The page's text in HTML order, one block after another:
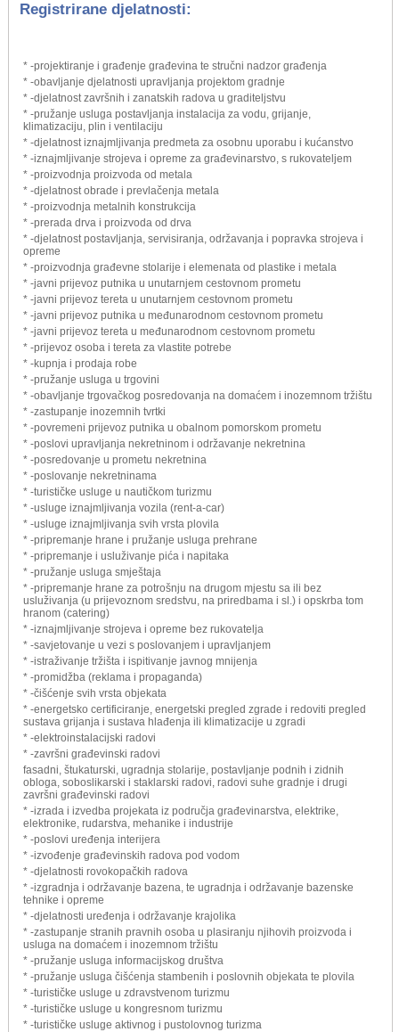
Registrirane djelatnosti:
* -projektiranje i građenje građevina te stručni nadzor građenja
* -obavljanje djelatnosti upravljanja projektom gradnje
* -djelatnost završnih i zanatskih radova u graditeljstvu
* -pružanje usluga postavljanja instalacija za vodu, grijanje,
klimatizaciju, plin i ventilaciju
* -djelatnost iznajmljivanja predmeta za osobnu uporabu i kućanstvo
* -iznajmljivanje strojeva i opreme za građevinarstvo, s rukovateljem
* -proizvodnja proizvoda od metala
* -djelatnost obrade i prevlačenja metala
* -proizvodnja metalnih konstrukcija
* -prerada drva i proizvoda od drva
* -djelatnost postavljanja, servisiranja, održavanja i popravka strojeva i
opreme
* -proizvodnja građevne stolarije i elemenata od plastike i metala
* -javni prijevoz putnika u unutarnjem cestovnom prometu
* -javni prijevoz tereta u unutarnjem cestovnom prometu
* -javni prijevoz putnika u međunarodnom cestovnom prometu
* -javni prijevoz tereta u međunarodnom cestovnom prometu
* -prijevoz osoba i tereta za vlastite potrebe
* -kupnja i prodaja robe
* -pružanje usluga u trgovini
* -obavljanje trgovačkog posredovanja na domaćem i inozemnom tržištu
* -zastupanje inozemnih tvrtki
* -povremeni prijevoz putnika u obalnom pomorskom prometu
* -poslovi upravljanja nekretninom i održavanje nekretnina
* -posredovanje u prometu nekretnina
* -poslovanje nekretninama
* -turističke usluge u nautičkom turizmu
* -usluge iznajmljivanja vozila (rent-a-car)
* -usluge iznajmljivanja svih vrsta plovila
* -pripremanje hrane i pružanje usluga prehrane
* -pripremanje i usluživanje pića i napitaka
* -pružanje usluga smještaja
* -pripremanje hrane za potrošnju na drugom mjestu sa ili bez
usluživanja (u prijevoznom sredstvu, na priredbama i sl.) i opskrba tom
hranom (catering)
* -iznajmljivanje strojeva i opreme bez rukovatelja
* -savjetovanje u vezi s poslovanjem i upravljanjem
* -istraživanje tržišta i ispitivanje javnog mnijenja
* -promidžba (reklama i propaganda)
* -čišćenje svih vrsta objekata
* -energetsko certificiranje, energetski pregled zgrade i redoviti pregled
sustava grijanja i sustava hlađenja ili klimatizacije u zgradi
* -elektroinstalacijski radovi
* -završni građevinski radovi
fasadni, štukaturski, ugradnja stolarije, postavljanje podnih i zidnih
obloga, soboslikarski i staklarski radovi, radovi suhe gradnje i drugi
završni građevinski radovi
* -izrada i izvedba projekata iz područja građevinarstva, elektrike,
elektronike, rudarstva, mehanike i industrije
* -poslovi uređenja interijera
* -izvođenje građevinskih radova pod vodom
* -djelatnosti rovokopačkih radova
* -izgradnja i održavanje bazena, te ugradnja i održavanje bazenske
tehnike i opreme
* -djelatnosti uređenja i održavanje krajolika
* -zastupanje stranih pravnih osoba u plasiranju njihovih proizvoda i
usluga na domaćem i inozemnom tržištu
* -pružanje usluga informacijskog društva
* -pružanje usluga čišćenja stambenih i poslovnih objekata te plovila
* -turističke usluge u zdravstvenom turizmu
* -turističke usluge u kongresnom turizmu
* -turističke usluge aktivnog i pustolovnog turizma